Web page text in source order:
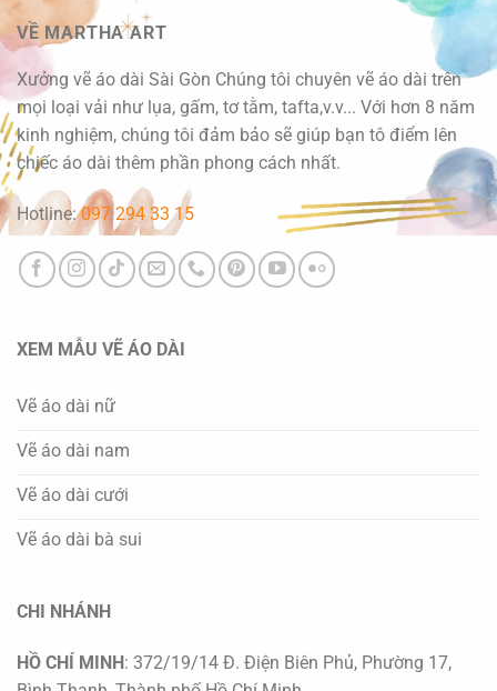
VỀ MARTHA ART
Xưởng vẽ áo dài Sài Gòn Chúng tôi chuyên vẽ áo dài trên
mọi loại vải như lụa, gấm, tơ tằm, tafta,v.v... Với hơn 8 năm
kinh nghiệm, chúng tôi đảm bảo sẽ giúp bạn tô điểm lên
chiếc áo dài thêm phần phong cách nhất.
Hotline:097 294 33 15
XEM MẪU VẼ ÁO DÀI
Vẽ áo dài nữ
Vẽ áo dài nam
Vẽ áo dài cưới
Vẽ áo dài bà sui
CHI NHÁNH
HỒ CHÍ MINH: 372/19/14 Đ. Điện Biên Phủ, Phường 17,